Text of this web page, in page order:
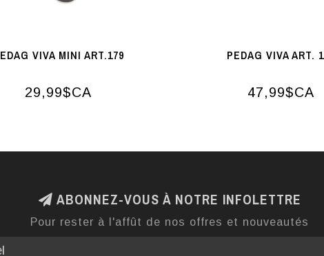
VIVA MINI ART.179
29,99$CA
PEDAG VIVA ART.
47,99$CA
ABONNEZ-VOUS À NOTRE INFOLETTRE
Pour rester à l'affût de nos offres et nouveautés